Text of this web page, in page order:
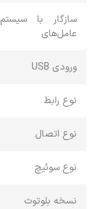
سازگار با سیستم
عامل‌های
ورودی USB
نوع رابط
نوع اتصال
نوع سوئیچ
نسخه بلوتوث